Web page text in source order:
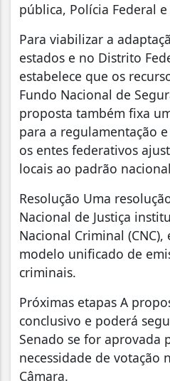
pública, Polícia Federal
Para viabilizar a
estados e no Distrito
estabelece que os
Fundo Nacional de
proposta também fixa
para a regulamentação
os entes federativos
locais ao padrão
Resolução Uma
Nacional de Justiça
Nacional Criminal
modelo unificado de
criminais.
Próximas etapas A
conclusivo e poderá
Senado se for aprovada
necessidade de votação
Câmara.